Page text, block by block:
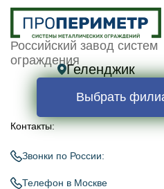
Российский завод систем
ограждения
Геленджик
Выбрать
Контакты:
Звонки по России:
Телефон в Москве